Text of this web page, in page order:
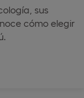
sus
cómo elegir